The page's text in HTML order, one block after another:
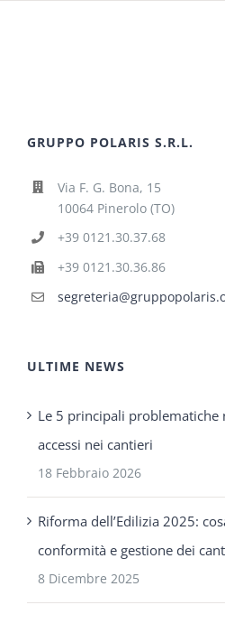
GRUPPO POLARIS S.R.L.
Via F. G. Bona, 15
10064 Pinerolo (TO)
+39 0121.30.37.68
+39 0121.30.36.86
ULTIME NEWS
Le 5 principali problematiche
accessi nei cantieri
18 Febbraio 2026
Riforma dell’Edilizia 2025:
conformità e gestione dei
8 Dicembre 2025